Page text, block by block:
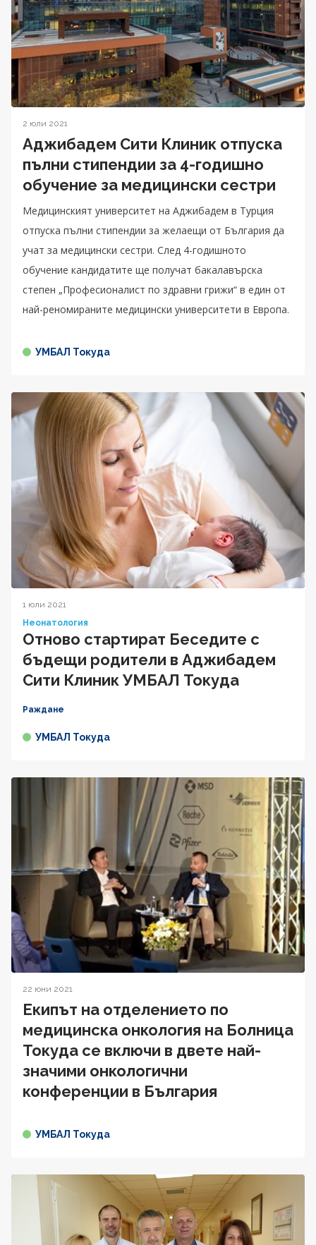
2 юли 2021
Аджибадем Сити Клиник отпуска
пълни стипендии за 4-годишно
обучение за медицински сестри
Медицинският университет на Аджибадем в Турция
отпуска пълни стипендии за желаещи от България да
учат за медицински сестри. След 4-годишното
обучение кандидатите ще получат бакалавърска
степен „Професионалист по здравни грижи“ в един от
най-реномираните медицински университети в Европа.
УМБАЛ Токуда
1 юли 2021
Неонатология
Отново стартират Беседите с
бъдещи родители в Аджибадем
Сити Клиник УМБАЛ Токуда
Раждане
УМБАЛ Токуда
22 юни 2021
Екипът на отделението по
медицинска онкология на Болница
Токуда се включи в двете най-
значими онкологични
конференции в България
УМБАЛ Токуда